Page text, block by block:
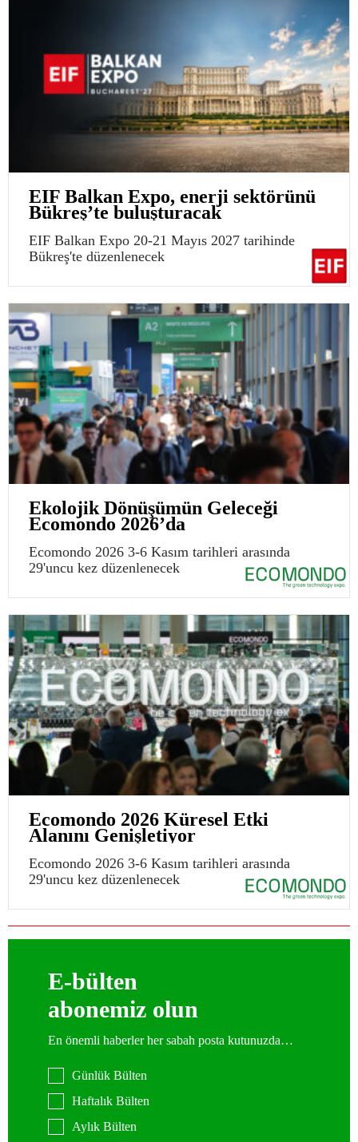
EIF Balkan Expo, enerji sektörünü
Bükreş’te buluşturacak
EIF Balkan Expo 20-21 Mayıs 2027 tarihinde
Bükreş'te düzenlenecek
Ekolojik Dönüşümün Geleceği
Ecomondo 2026’da
Ecomondo 2026 3-6 Kasım tarihleri arasında
29'uncu kez düzenlenecek
Ecomondo 2026 Küresel Etki
Alanını Genişletiyor
Ecomondo 2026 3-6 Kasım tarihleri arasında
29'uncu kez düzenlenecek
E-bülten
abonemiz olun
En önemli haberler her sabah posta kutunuzda…
Günlük Bülten
Haftalık Bülten
Aylık Bülten